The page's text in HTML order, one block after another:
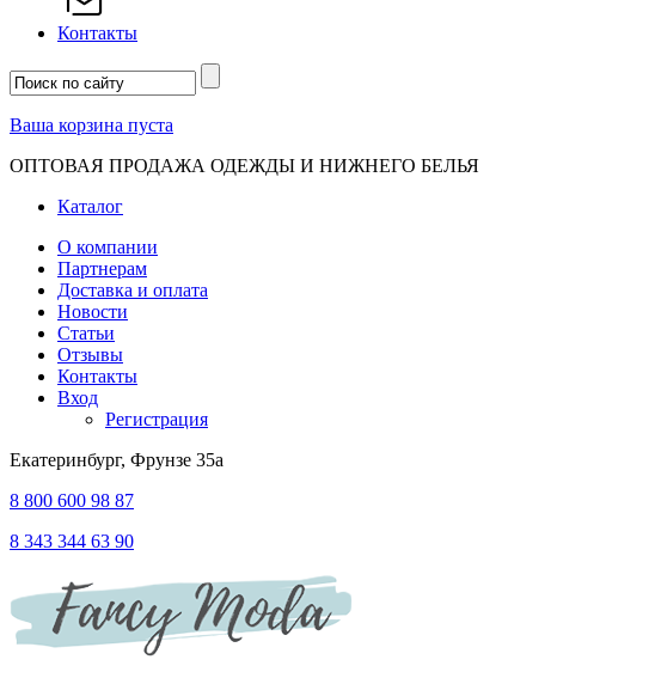
Контакты
Ваша корзина пуста
ОПТОВАЯ ПРОДАЖА ОДЕЖДЫ И НИЖНЕГО БЕЛЬЯ
Каталог
О компании
Партнерам
Доставка и оплата
Новости
Статьи
Отзывы
Контакты
Вход
Регистрация
Екатеринбург, Фрунзе 35а
8 800 600 98 87
8 343 344 63 90